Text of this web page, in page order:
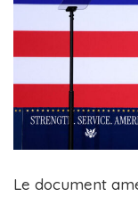
Le document